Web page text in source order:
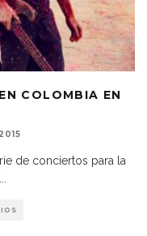
COLOMBIA EN
de conciertos para la
...